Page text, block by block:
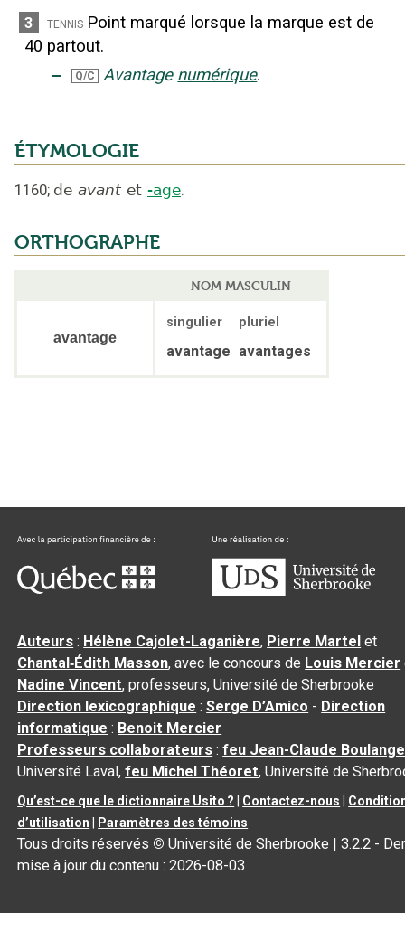
3 tennis Point marqué lorsque la marque est de
40 partout.
‒ Q/C Avantage numérique.
ÉTYMOLOGIE
1160; de avant et -age.
ORTHOGRAPHE
NOM MASCULIN
avantage
singulier pluriel
avantage avantages
Auteurs : Hélène Cajolet-Laganière, Pierre Martel et
Chantal‑Édith Masson, avec le concours de Louis Mercier
Nadine Vincent, professeurs, Université de Sherbrooke
Direction lexicographique :Serge D’Amico - Direction
informatique : Benoit Mercier
Professeurs collaborateurs :feu Jean-Claude
Université Laval,feu Michel Théoret, Université de
Qu’est-ce que le dictionnaire Usito ? Contactez-nous
d’utilisation
Paramètres des témoins
Tous droits réservés © Université de Sherbrooke |3.2.2 -
mise à jour du contenu :2026-08-03